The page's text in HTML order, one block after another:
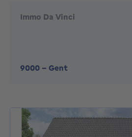
Immo Da Vinci
9000 - Gent